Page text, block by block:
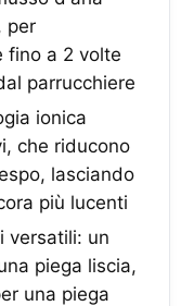
per
fino a 2 volte
parrucchiere
ionica
che riducono
lasciando
più lucenti
versatili: un
piega liscia,
una piega